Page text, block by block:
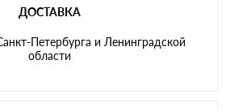
ДОСТАВКА
Петербурга и Ленинградской
области